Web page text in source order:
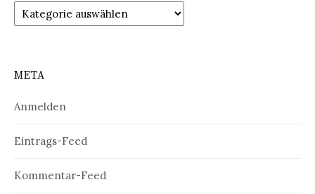
Kategorien
META
Anmelden
Eintrags-Feed
Kommentar-Feed